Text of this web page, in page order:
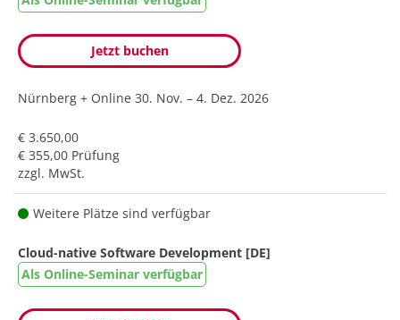
Jetzt buchen
Nürnberg + Online 30. Nov. – 4. Dez. 2026
€ 3.650,00
€ 355,00 Prüfung
zzgl. MwSt.
Weitere Plätze sind verfügbar
Cloud-native Software Development [DE]
Als Online-Seminar verfügbar